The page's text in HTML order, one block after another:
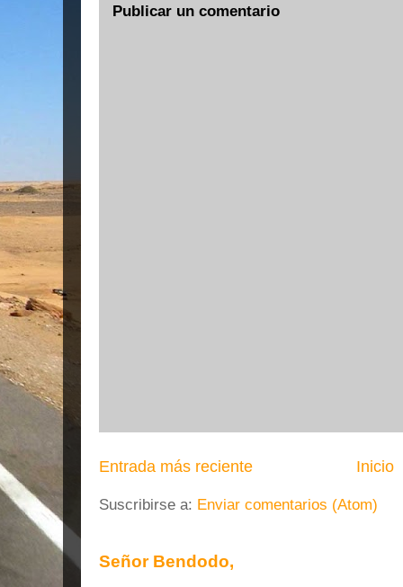
Publicar un comentario
Entrada más reciente Inicio
Suscribirse a: Enviar comentarios (Atom)
Señor Bendodo,